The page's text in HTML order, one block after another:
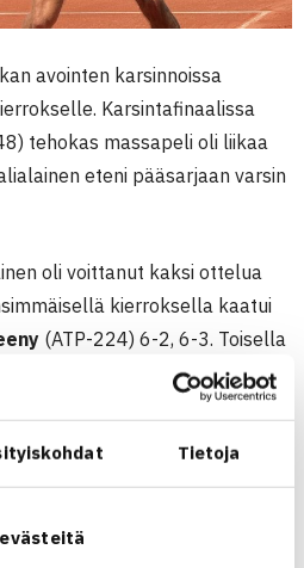
Tietoja
avointen karsinnoissa
Karsintafinaalissa
tehokas massapeli oli liikaa
eteni pääsarjaan varsin
oli voittanut kaksi ottelua
kierroksella kaatui
(ATP-224) 6-2, 6-3. Toisella
unohtumattoman ottelun, kun
grand slam -voittaja ja